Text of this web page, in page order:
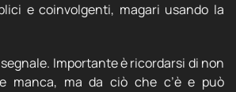
e coinvolgenti, magari usando la
Importante è ricordarsi di non
manca, ma da ciò che c’è e può